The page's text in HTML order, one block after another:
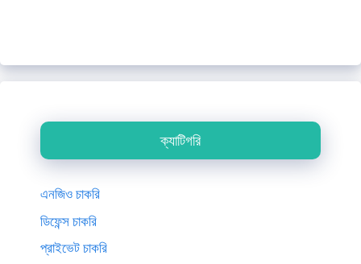
ক্যাটিগরি
এনজিও চাকরি
ডিফেন্স চাকরি
প্রাইভেট চাকরি